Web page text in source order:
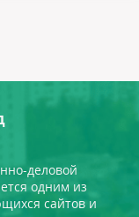
деловой
одним из
сайтов и